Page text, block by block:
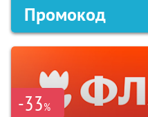
Промокод
-33%